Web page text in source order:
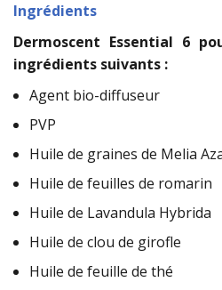
Ingrédients
Dermoscent Essential 6
ingrédients suivants :
Agent bio-diffuseur
PVP
Huile de graines de Melia
Huile de feuilles de romarin
Huile de Lavandula Hybrida
Huile de clou de girofle
Huile de feuille de thé